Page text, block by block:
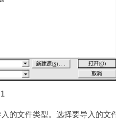
的文件类型。选择要导入的文